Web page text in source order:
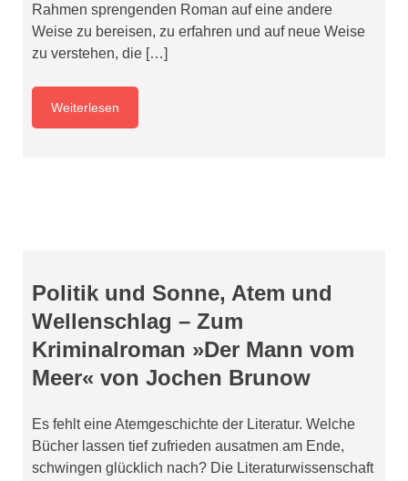
Rahmen sprengenden Roman auf eine andere
Weise zu bereisen, zu erfahren und auf neue Weise
zu verstehen, die […]
Weiterlesen
Politik und Sonne, Atem und
Wellenschlag – Zum
Kriminalroman »Der Mann vom
Meer« von Jochen Brunow
Es fehlt eine Atemgeschichte der Literatur. Welche
Bücher lassen tief zufrieden ausatmen am Ende,
schwingen glücklich nach? Die Literaturwissenschaft